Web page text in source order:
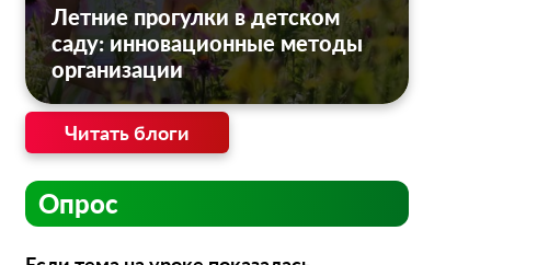
Летние прогулки в детском
саду: инновационные методы
организации
Читать блоги
Опрос